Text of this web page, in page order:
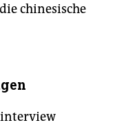
chinesische